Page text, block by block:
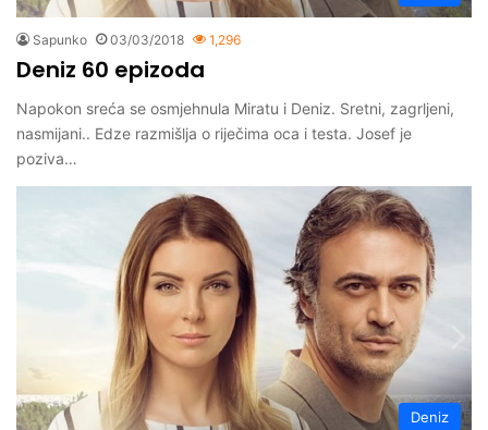
Sapunko 03/03/2018 1,296
Deniz 60 epizoda
Napokon sreća se osmjehnula Miratu i Deniz. Sretni, zagrljeni,
nasmijani.. Edze razmišlja o riječima oca i testa. Josef je
poziva…
Deniz